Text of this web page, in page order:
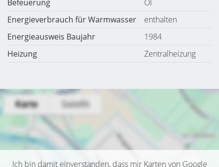
Befeuerung
Öl
Energieverbrauch für Warmwasser
enthalten
Energieausweis Baujahr
1984
Heizung
Zentralheizung
Ich bin damit einverstanden, dass mir Karten von Google